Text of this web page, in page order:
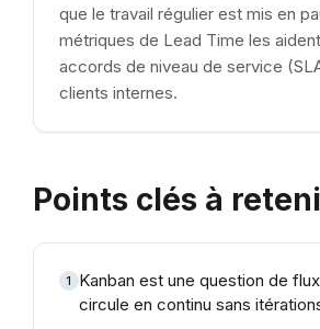
que le travail régulier est mis en
métriques de Lead Time les
accords de niveau de service
clients internes.
Points clés à
1
Kanban est une question de
circule en continu sans